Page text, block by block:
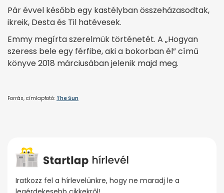
Pár évvel később egy kastélyban összeházasodtak,
ikreik, Desta és Til hatévesek.
Emmy megírta szerelmük történetét. A „Hogyan
szeress bele egy férfibe, aki a bokorban él” című
könyve 2018 márciusában jelenik majd meg.
Forrás, címlapfotó: The Sun
Iratkozz fel a hírlevelünkre, hogy ne maradj le a